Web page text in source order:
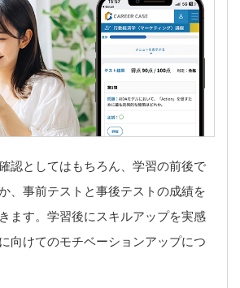
認としてはもちろん、学習の前後で
、事前テストと事後テストの成績を
ます。学習後にスキルアップを実感
向けてのモチベーションアップにつ